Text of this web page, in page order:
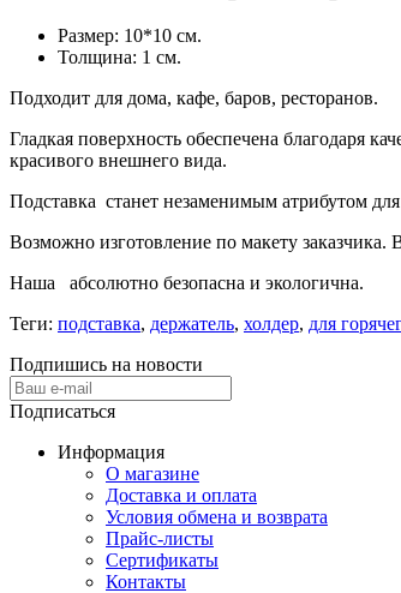
Размер: 10*10 см.
Толщина: 1 см.
Подходит для дома, кафе, баров, ресторанов.
Гладкая поверхность обеспечена благодаря
красивого внешнего вида.
Подставка станет незаменимым атрибутом
Возможно изготовление по макету заказчика.
Наша абсолютно безопасна и экологична.
Теги: подставка, держатель, холдер, для
Подпишись на новости
Подписаться
Информация
О магазине
Доставка и оплата
Условия обмена и возврата
Прайс-листы
Сертификаты
Контакты